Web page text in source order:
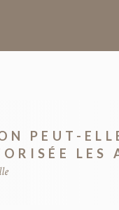
PEUT-
LES